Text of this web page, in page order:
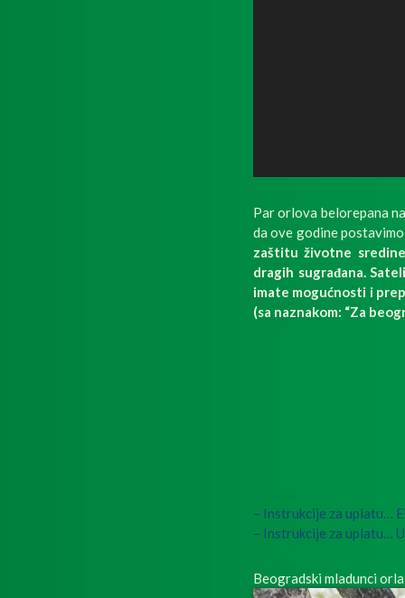
Par orlova belorepana
da ove godine
zaštitu životne
dragih sugrađana.
imate mogućnosti i
(sa naznakom: “Za
– Instrukcije za uplatu…
– Instrukcije za uplatu…
Beogradski mladunci